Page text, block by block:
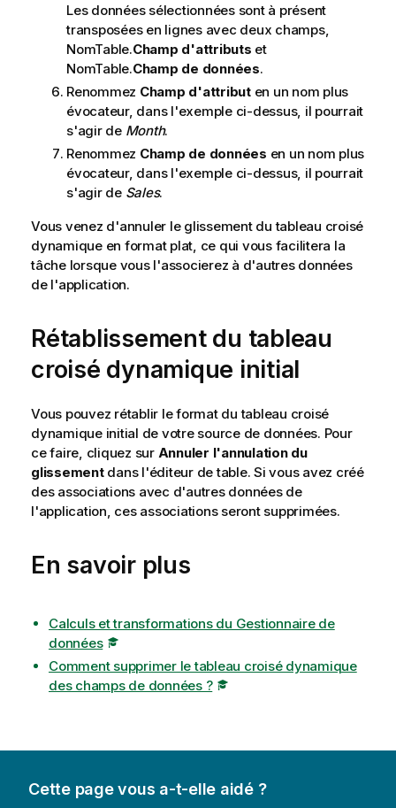
Les données sélectionnées sont à présent
transposées en lignes avec deux champs,
NomTable.Champ d'attributs et
NomTable.Champ de données.
Renommez Champ d'attributen un nom plus
évocateur, dans l'exemple ci-dessus, il pourrait
s'agir de Month.
Renommez Champ de données en un nom plus
évocateur, dans l'exemple ci-dessus, il pourrait
s'agir de Sales.
Vous venez d'annuler le glissement du tableau croisé
dynamique en format plat, ce qui vous facilitera la
tâche lorsque vous l'associerez à d'autres données
de l'application.
Rétablissement du tableau
croisé dynamique initial
Vous pouvez rétablir le format du tableau croisé
dynamique initial de votre source de données. Pour
ce faire, cliquez sur Annuler l'annulation du
glissementdans l'éditeur de table. Si vous avez créé
des associations avec d'autres données de
l'application, ces associations seront supprimées.
En savoir plus
Calculs et transformations du Gestionnaire de
données
Comment supprimer le tableau croisé dynamique
des champs de données ?
Cette page vous a-t-elle aidé ?